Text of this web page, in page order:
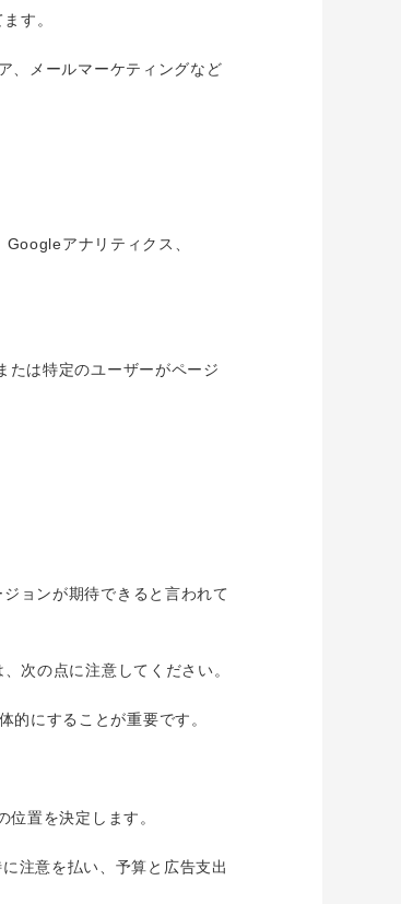
す。
、メールマーケティングなど
アナリティクス、
たは特定のユーザーがページ
ョンが期待できると言われて
次の点に注意してください。
的にすることが重要です。
置を決定します。
注意を払い、予算と広告支出